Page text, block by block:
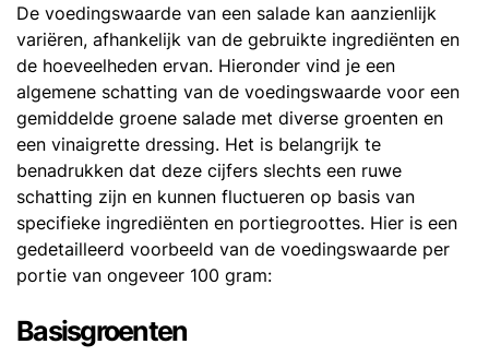
De voedingswaarde van een salade kan aanzienlijk
variëren, afhankelijk van de gebruikte ingrediënten en
de hoeveelheden ervan. Hieronder vind je een
algemene schatting van de voedingswaarde voor een
gemiddelde groene salade met diverse groenten en
een vinaigrette dressing. Het is belangrijk te
benadrukken dat deze cijfers slechts een ruwe
schatting zijn en kunnen fluctueren op basis van
specifieke ingrediënten en portiegroottes. Hier is een
gedetailleerd voorbeeld van de voedingswaarde per
portie van ongeveer 100 gram:
Basisgroenten